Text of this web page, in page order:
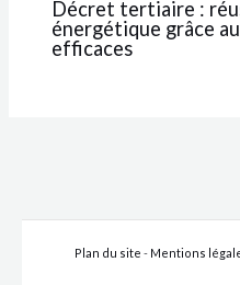
Décret tertiaire :
énergétique grâce
efficaces
Plan du site - Mentions